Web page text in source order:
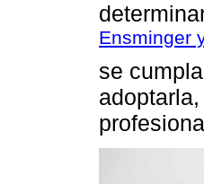
Ensminger
se